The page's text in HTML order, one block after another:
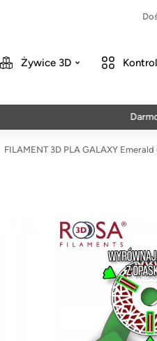
Żywice 3D
Darmowa
FILAMENT 3D PLA GALAXY